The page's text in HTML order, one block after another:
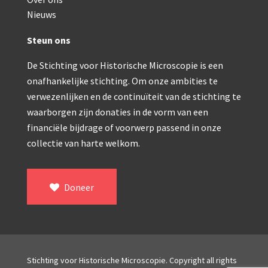
Watson & Sons, No. 1 ‘Van Heurck’ (ca. 1900)
Reichert (ca. 1925)
Winkel, statief BTC (1955-1957)
ROW, schoolmicroscoop (1955-1965)
Troughton & Simms, McArthur type (1959-
Bleeker, statief R (ca. 1965)
Nieuws
Steun ons
De Stichting voor Historische Microscopie is een
onafhankelijke stichting. Om onze ambities te
verwezenlijken en de continuïteit van de stichting te
waarborgen zijn donaties in de vorm van een
financiële bijdrage of voorwerp passend in onze
collectie van harte welkom.
Doneer
Stichting voor Historische Microscopie. Copyright all rights